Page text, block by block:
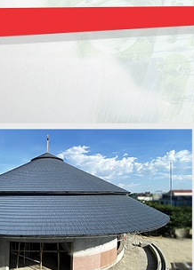
TUYẾT TÙNG ĐỎ
TẠO NAM SOON
THÁI NOVANO
(VÁN DĂM ĐỊNH